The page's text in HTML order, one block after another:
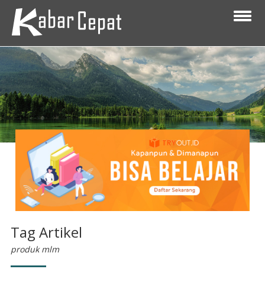
Tag Artikel
produk mlm